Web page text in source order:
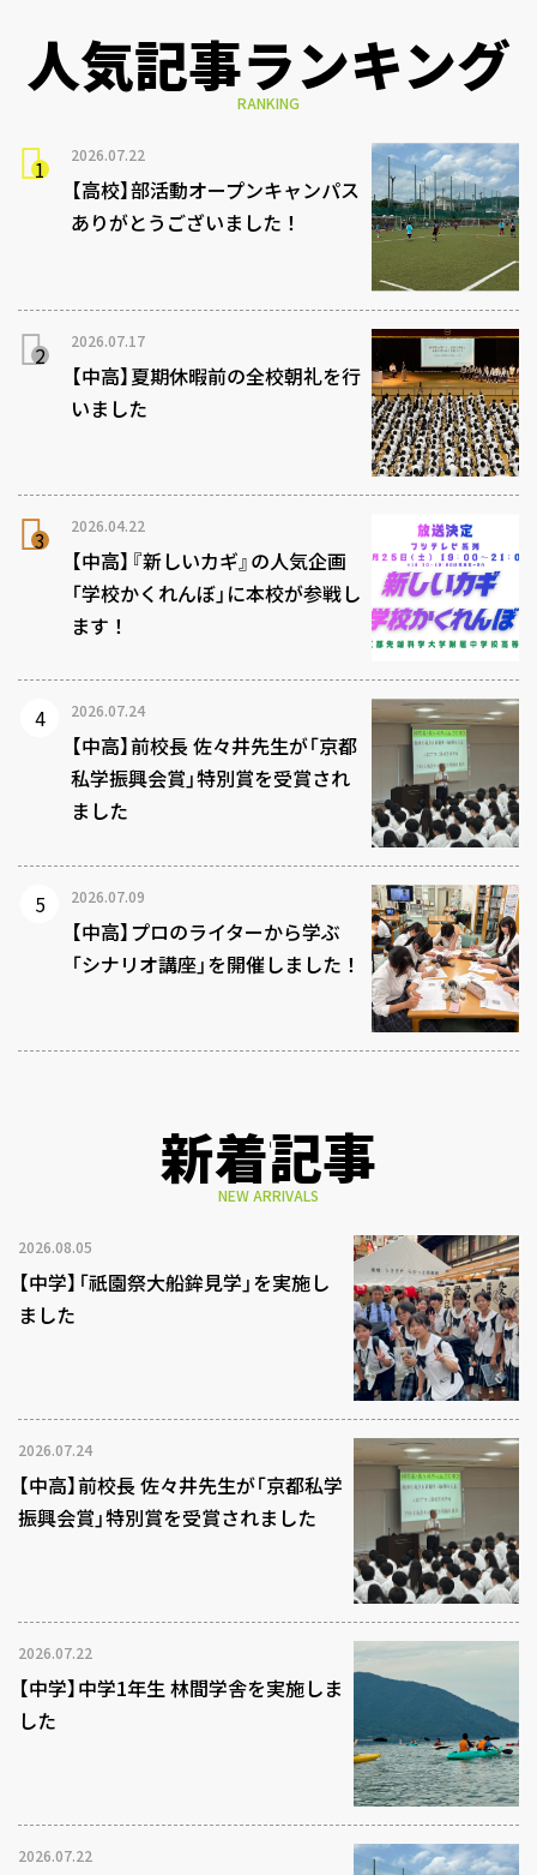
人気記事ランキング
RANKING
2026.07.22
【高校】部活動オープンキャンパス
ありがとうございました！
2026.07.17
【中高】夏期休暇前の全校朝礼を行
いました
2026.04.22
【中高】『新しいカギ』の人気企画
「学校かくれんぼ」に本校が参戦し
ます！
2026.07.24
【中高】前校長 佐々井先生が「京都
私学振興会賞」特別賞を受賞され
ました
2026.07.09
【中高】プロのライターから学ぶ
「シナリオ講座」を開催しました！
新着記事
NEW ARRIVALS
2026.08.05
【中学】「祇園祭大船鉾見学」を実施し
ました
2026.07.24
【中高】前校長 佐々井先生が「京都私学
振興会賞」特別賞を受賞されました
2026.07.22
【中学】中学1年生 林間学舎を実施しま
した
2026.07.22